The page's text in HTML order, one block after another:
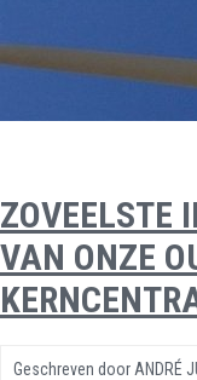
ZOVEELSTE
VAN ONZE
Geschreven door ANDRÉ